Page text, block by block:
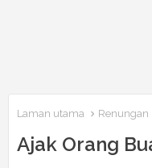
Laman utama Renungan
Ajak Orang